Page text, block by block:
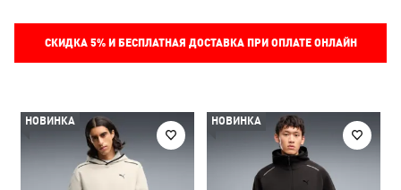
СКИДКА 5%И БЕСПЛАТНАЯ ДОСТАВКА ПРИ ОПЛАТЕ ОНЛАЙН
НОВИНКА НОВИНКА